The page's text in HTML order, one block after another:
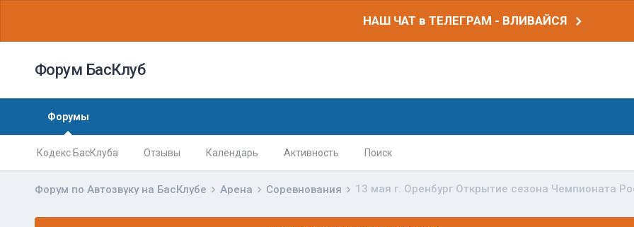
НАШ ЧАТ в ТЕЛЕГРАМ - ВЛИВАЙСЯ
Форум БасКлуб
Форумы
Кодекс БасКлуба Отзывы Календарь Активность Поиск
Форум по Автозвуку на БасКлубе Арена Соревнования